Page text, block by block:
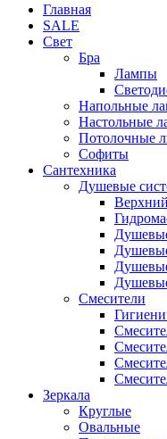
Главная
SALE
Свет
Бра
Лампы
Напольные
Настольные
Потолочные
Софиты
Сантехника
Душевые
Смесители
Зеркала
Круглые
Овальные